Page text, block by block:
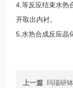
4,等反应结束水热
开取出内衬。
5,水热合成反应晶
上一篇 玛瑙研